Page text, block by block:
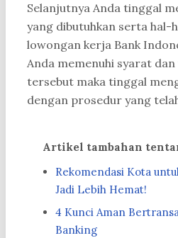
Selanjutnya Anda tinggal
yang dibutuhkan serta
lowongan kerja Bank
Anda memenuhi syarat
tersebut maka tinggal
dengan prosedur yang
Artikel tambahan
Rekomendasi Kota
Jadi Lebih Hemat!
4 Kunci Aman
Banking